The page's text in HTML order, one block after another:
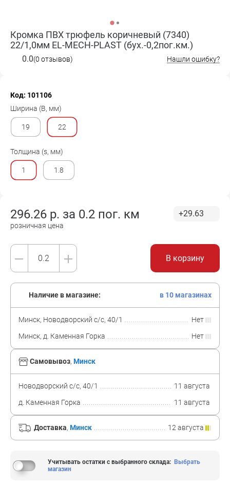
Кромка ПВХ трюфель коричневый (7340)
22/1,0мм EL-MECH-PLAST (бух.-0,2пог.км.)
0.0(0 отзывов) Нашли ошибку?
Код: 101106
Ширина (B, мм)
19 22
Толщина (s, мм)
1 1.8
296.26 р. за 0.2 пог. км
розничная цена
+29.63
В корзину
Самовывоз, Минск
Новодворский с/с, 40/1
11 августа
д. Каменная Горка
11 августа
Доставка, Минск 12 августа
Наличие в магазине: в 10 магазинах
Минск, Новодворский с/с, 40/1
Нет
Минск, д. Каменная Горка
Нет
Учитывать остатки с выбранного склада: Выбрать
магазин